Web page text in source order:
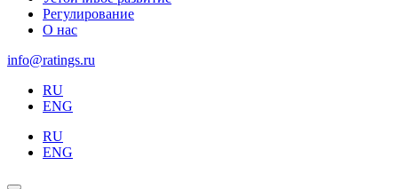
Регулирование
О нас
info@ratings.ru
RU
ENG
RU
ENG